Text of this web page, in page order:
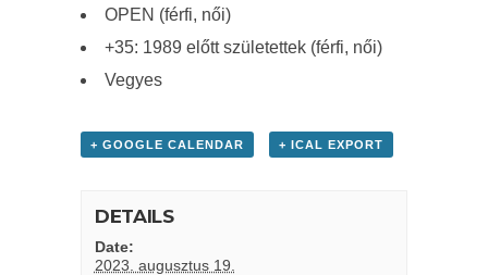
OPEN (férfi, női)
+35: 1989 előtt születettek (férfi, női)
Vegyes
+ GOOGLE CALENDAR + ICAL EXPORT
DETAILS
Date:
2023. augusztus 19.